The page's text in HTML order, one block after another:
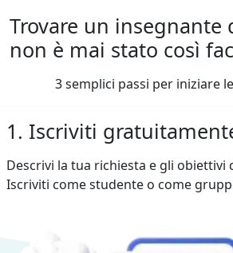
Trovare un insegnante
non è mai stato così
3 semplici passi per iniziare
1. Iscriviti
Descrivi la tua richiesta e gli obiettivi
Iscriviti come studente o come